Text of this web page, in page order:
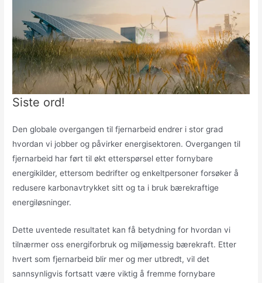
Siste ord!
Den globale overgangen til fjernarbeid endrer i stor grad
hvordan vi jobber og påvirker energisektoren. Overgangen til
fjernarbeid har ført til økt etterspørsel etter fornybare
energikilder, ettersom bedrifter og enkeltpersoner forsøker å
redusere karbonavtrykket sitt og ta i bruk bærekraftige
energiløsninger.
Dette uventede resultatet kan få betydning for hvordan vi
tilnærmer oss energiforbruk og miljømessig bærekraft. Etter
hvert som fjernarbeid blir mer og mer utbredt, vil det
sannsynligvis fortsatt være viktig å fremme fornybare